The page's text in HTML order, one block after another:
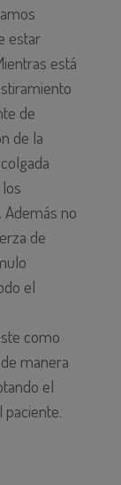
estar
está
de
de la
no
de
el
como
manera
el
paciente.